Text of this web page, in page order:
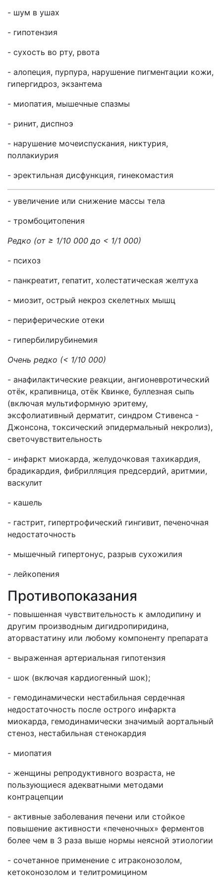
- шум в ушах
- гипотензия
- сухость во рту, рвота
- алопеция, пурпура, нарушение пигментации кожи,
гипергидроз, экзантема
- миопатия, мышечные спазмы
- ринит, диспноэ
- нарушение мочеиспускания, никтурия,
поллакиурия
- эректильная дисфункция, гинекомастия
- увеличение или снижение массы тела
- тромбоцитопения
Редко (от ≥ 1/10 000 до < 1/1 000)
- психоз
- панкреатит, гепатит, холестатическая желтуха
- миозит, острый некроз скелетных мышц
- периферические отеки
- гипербилирубинемия
Очень редко (< 1/10 000)
- анафилактические реакции, ангионевротический
отёк, крапивница, отёк Квинке, буллезная сыпь
(включая мультиформную эритему,
эксфолиативный дерматит, синдром Стивенса -
Джонсона, токсический эпидермальный некролиз),
светочувствительность
- инфаркт миокарда, желудочковая тахикардия,
брадикардия, фибрилляция предсердий, аритмии,
васкулит
- кашель
- гастрит, гипертрофический гингивит, печеночная
недостаточность
- мышечный гипертонус, разрыв сухожилия
- лейкопения
Противопоказания
- повышенная чувствительность к амлодипину и
другим производным дигидропиридина,
аторвастатину или любому компоненту препарата
- выраженная артериальная гипотензия
- шок (включая кардиогенный шок);
- гемодинамически нестабильная сердечная
недостаточность после острого инфаркта
миокарда, гемодинамически значимый аортальный
стеноз, нестабильная стенокардия
- миопатия
- женщины репродуктивного возраста, не
пользующиеся адекватными методами
контрацепции
- активные заболевания печени или стойкое
повышение активности «печеночных» ферментов
более чем в 3 раза выше нормы неясной этиологии
- сочетанное применение с итраконозолом,
кетоконозолом и телитромицином